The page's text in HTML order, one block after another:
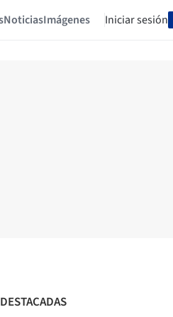
NoticiasImágenes Iniciar sesión